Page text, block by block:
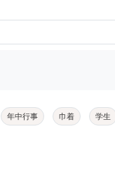
年中行事 巾着 学生